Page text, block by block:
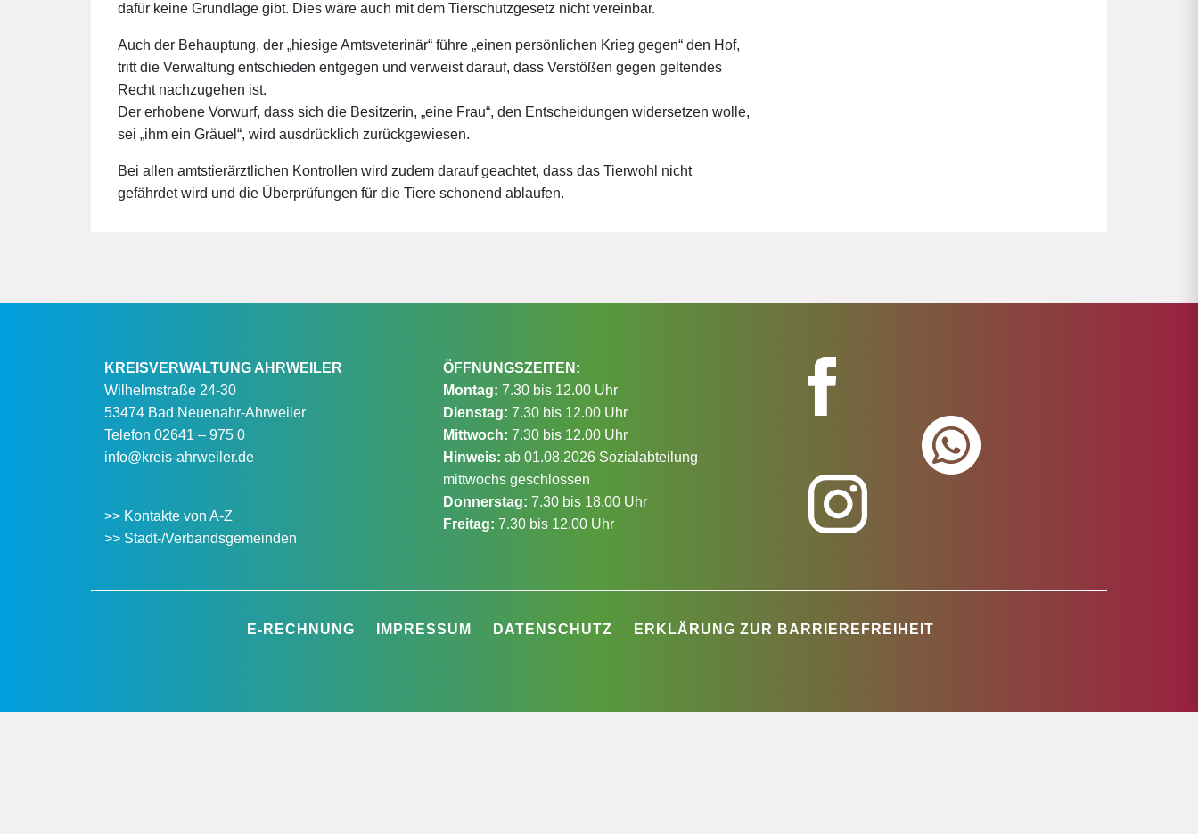
dafür keine Grundlage gibt. Dies wäre auch mit dem Tierschutzgesetz nicht vereinbar.
Auch der Behauptung, der „hiesige Amtsveterinär“ führe „einen persönlichen Krieg gegen“ den Hof,
tritt die Verwaltung entschieden entgegen und verweist darauf, dass Verstößen gegen geltendes
Recht nachzugehen ist.
Der erhobene Vorwurf, dass sich die Besitzerin, „eine Frau“, den Entscheidungen widersetzen wolle,
sei „ihm ein Gräuel“, wird ausdrücklich zurückgewiesen.
Bei allen amtstierärztlichen Kontrollen wird zudem darauf geachtet, dass das Tierwohl nicht
gefährdet wird und die Überprüfungen für die Tiere schonend ablaufen.
KREISVERWALTUNG AHRWEILER
Wilhelmstraße 24-30
53474 Bad Neuenahr-Ahrweiler
Telefon 02641 – 975 0
info@kreis-ahrweiler.de
>> Kontakte von A-Z
>> Stadt-/Verbandsgemeinden
ÖFFNUNGSZEITEN:
Montag: 7.30 bis 12.00 Uhr
Dienstag: 7.30 bis 12.00 Uhr
Mittwoch: 7.30 bis 12.00 Uhr
Hinweis: ab 01.08.2026 Sozialabteilung
mittwochs geschlossen
Donnerstag: 7.30 bis 18.00 Uhr
Freitag: 7.30 bis 12.00 Uhr
E-RECHNUNG IMPRESSUM DATENSCHUTZ ERKLÄRUNG ZUR BARRIEREFREIHEIT